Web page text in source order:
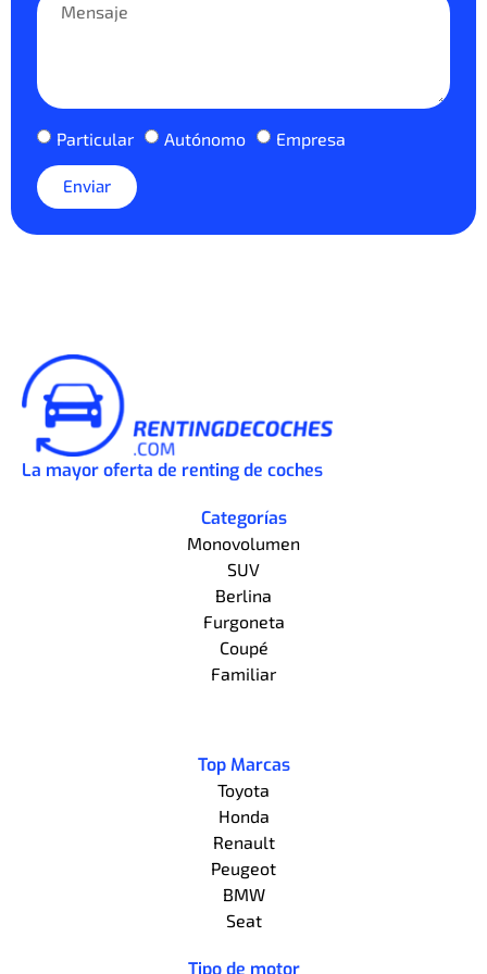
Particular Autónomo Empresa
Enviar
La mayor oferta de renting de coches
Categorías
Monovolumen
SUV
Berlina
Furgoneta
Coupé
Familiar
Top Marcas
Toyota
Honda
Renault
Peugeot
BMW
Seat
Tipo de motor